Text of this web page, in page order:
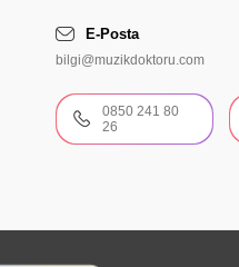
E-Posta
bilgi@muzikdoktoru.com
0850 241 80
26